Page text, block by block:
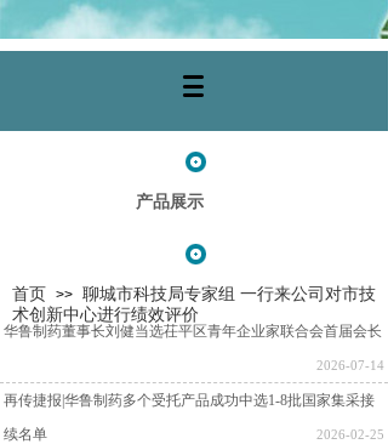
产品展示
首页 >> 聊城市科技局专家组 一行来公司对市技
术创新中心进行绩效评价
华鲁制药董事长刘健当选茌平区青年企业家联合会首届会长
2026-07-14
再传捷报|华鲁制药多个受托产品成功中选1-8批国家集采接
续名单
2026-02-25